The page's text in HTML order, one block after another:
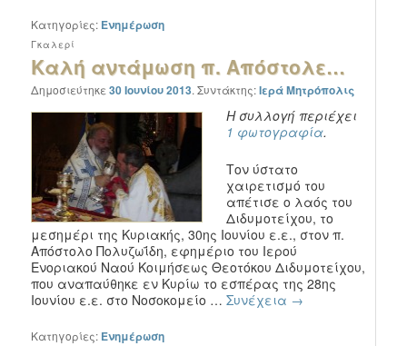
Κατηγορίες: Ενημέρωση
Καλή αντάμωση π. Απόστολε…
Γκαλερί
Δημοσιεύτηκε30 Ιουνίου 2013.Συντάκτης:Ιερά Μητρόπολις
Η συλλογή περιέχει
1 φωτογραφία.
Τον ύστατο
χαιρετισμό του
απέτισε ο λαός του
Διδυμοτείχου, το
μεσημέρι της Κυριακής, 30ης Ιουνίου ε.ε., στον π.
Απόστολο Πολυζωΐδη, εφημέριο του Ιερού
Ενοριακού Ναού Κοιμήσεως Θεοτόκου Διδυμοτείχου,
που αναπαύθηκε εν Κυρίω το εσπέρας της 28ης
Ιουνίου ε.ε. στο Νοσοκομείο …Συνέχεια →
Κατηγορίες: Ενημέρωση